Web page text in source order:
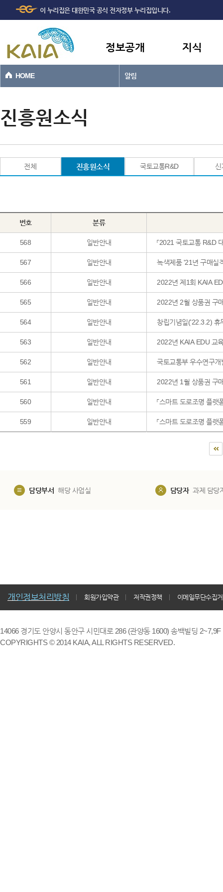
본문바로가기
이 누리집은 대한민국 공식 전자정부 누리집입니다.
정보공개 지식
HOME 알림
진흥원소식
전체 진흥원소식 국토교통R&D 신
번호 분류
568 일반안내 「2021 국토교통 R&D
567 일반안내 녹색제품 '21년 구매실
566 일반안내 2022년 제1회 KAIA
565 일반안내 2022년 2월 상품권 구
564 일반안내 창립기념일('22.3.2) 휴
563 일반안내 2022년 KAIA EDU 교
562 일반안내 국토교통부 우수연구
561 일반안내 2022년 1월 상품권 구
560 일반안내 「스마트 도로조명 플랫
559 일반안내 「스마트 도로조명 플
담당부서 해당 사업실 담당자 과제 담당
개인정보처리방침 회원가입약관 저작권정책 이메일무단수집
14066 경기도 안양시 동안구 시민대로 286 (관양동 1600) 송백빌딩
COPYRIGHTS © 2014 KAIA, ALL RIGHTS RESERVED.